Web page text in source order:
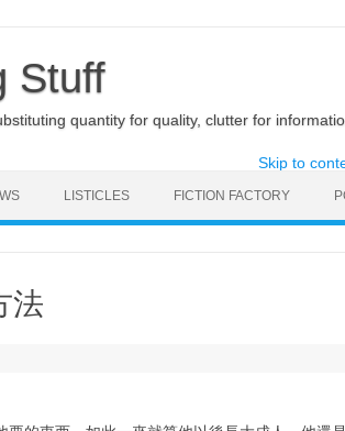
Stuff
quantity for quality, clutter for
Skip to
LISTICLES FICTION FACTORY
法